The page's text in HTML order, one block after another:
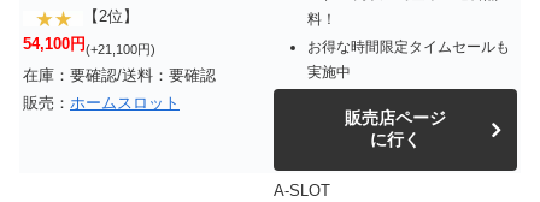
【2位】
54,100円(+21,100円)
在庫：要確認/送料：要確認
販売： ホームスロット
料！
お得な時間限定タイムセールも
実施中
販売店ページ
に行く
A-SLOT